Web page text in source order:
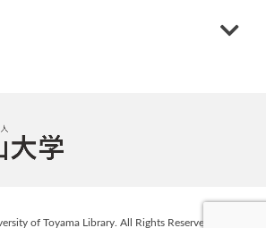
of Toyama Library. All Rights Reserved.